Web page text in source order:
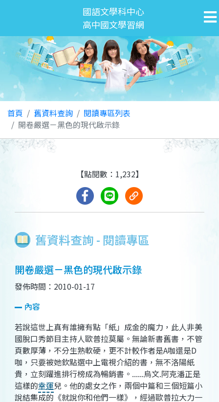
國語文學科中心
高中國文學習網
首頁 舊資料查詢
閱讀專區列表
開卷嚴選－黑色的現代啟示錄
舊資料查詢 - 閱讀專區
【點閱數：1,232】
開卷嚴選－黑色的現代啟示錄
發佈時間：2010-01-17
內容
若說這世上真有誰擁有點「紙」成金的魔力，此人非美
國脫口秀節目主持人歐普拉莫屬。無論新書舊書，不管
頁數厚薄，不分生熟軟硬，更不計較作者是A咖還是D
咖，只要被她欽點選中上電視介紹的書，無不洛陽紙
貴，立刻躍進排行榜成為暢銷書。......烏文.阿克潘正是
這樣的幸運兒。他的處女之作，兩個中篇和三個短篇小
說結集成的《就說你和他們一樣》，經過歐普拉大力一